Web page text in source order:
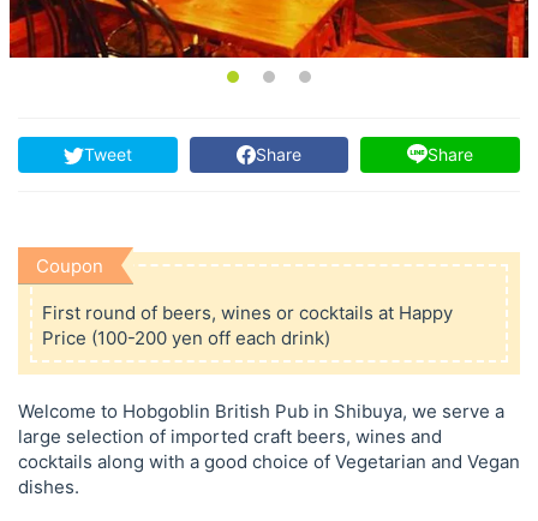
Tweet Share Share
Coupon
First round of beers, wines or cocktails at Happy
Price (100-200 yen off each drink)
Welcome to Hobgoblin British Pub in Shibuya, we serve a
large selection of imported craft beers, wines and
cocktails along with a good choice of Vegetarian and Vegan
dishes.